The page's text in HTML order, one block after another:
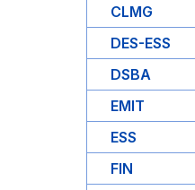
CLMG
DES-ESS
DSBA
EMIT
ESS
FIN